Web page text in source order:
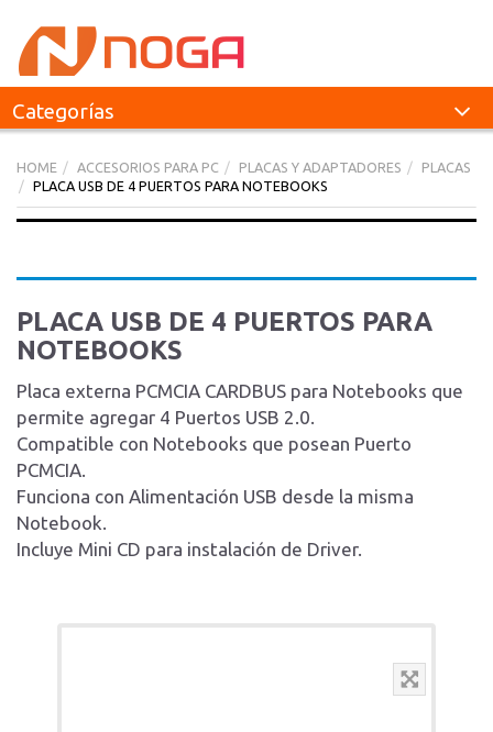
Categorías
HOME ACCESORIOS PARA PC PLACAS Y ADAPTADORES
PLACAS
PLACA USB DE 4 PUERTOS PARA NOTEBOOKS
PLACA USB DE 4 PUERTOS PARA
NOTEBOOKS
Placa externa PCMCIA CARDBUS para Notebooks que
permite agregar 4 Puertos USB 2.0.
Compatible con Notebooks que posean Puerto
PCMCIA.
Funciona con Alimentación USB desde la misma
Notebook.
Incluye Mini CD para instalación de Driver.